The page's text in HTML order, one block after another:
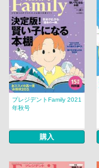
プレジデントFamily 2021
年秋号
購入